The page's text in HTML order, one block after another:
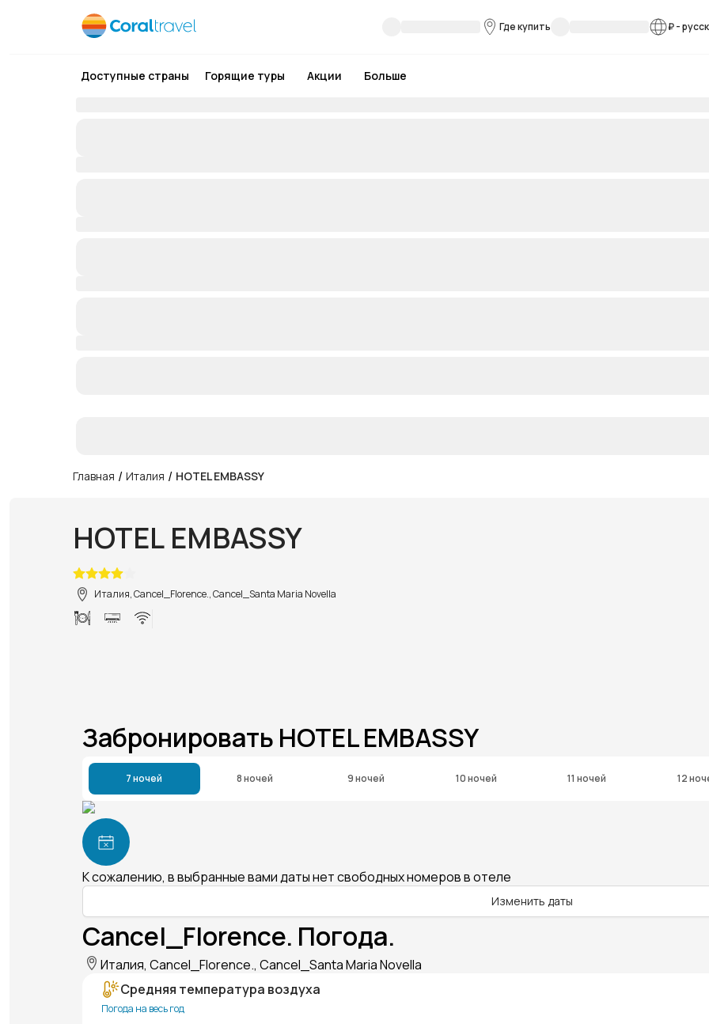
Где купить ₽-
Доступные страны Горящие туры Акции Больше
Главная / Италия / HOTEL EMBASSY
HOTEL EMBASSY
Италия, Cancel_Florence., Cancel_Santa Maria Novella
Забронировать HOTEL EMBASSY
7 ночей 8 ночей 9 ночей 10 ночей 11 ночей 12
К сожалению, в выбранные вами даты нет свободных номеров в отеле
Изменить даты
Cancel_Florence. Погода.
Италия, Cancel_Florence., Cancel_Santa Maria Novella
Средняя температура воздуха
Погода на весь год